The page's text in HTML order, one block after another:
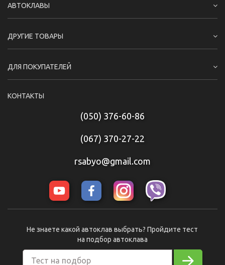
АВТОКЛАВЫ
ДРУГИЕ ТОВАРЫ
ДЛЯ ПОКУПАТЕЛЕЙ
КОНТАКТЫ
(050) 376-60-86
(067) 370-27-22
rsabyo@gmail.com
Тест на подбор
Не знаете какой автоклав выбрать? Пройдите тест
на подбор автоклава